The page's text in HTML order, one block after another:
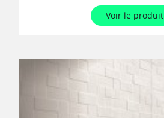
Voir le produit